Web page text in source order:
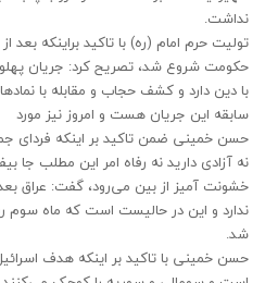
نداشت.
تولیت حرم امام (ره) با تاکید براینکه بعد
حکومت شروع شد، تصریح کرد: جریان
با دین دارد و کشف حجاب و مقابله با
سابقه این جریان هست و امروز نیز مورد
حسن خمینی ضمن تاکید بر اینکه فردای
نه آزادی دارید نه رفاه امر این مطلب
ندارد و این در حالیست است که ماه سوم
شد.
حسن خمینی با تاکید بر اینکه هدف